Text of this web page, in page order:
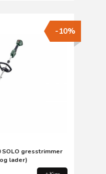
SOLO gresstrimmer
lader)
-10%